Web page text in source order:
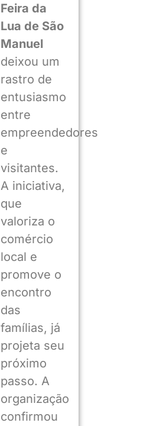
Feira da
Lua de São
Manuel
deixou um
rastro de
entusiasmo
entre
empreendedores
e
visitantes.
A iniciativa,
que
valoriza o
comércio
local e
promove o
encontro
das
famílias, já
projeta seu
próximo
passo. A
organização
confirmou